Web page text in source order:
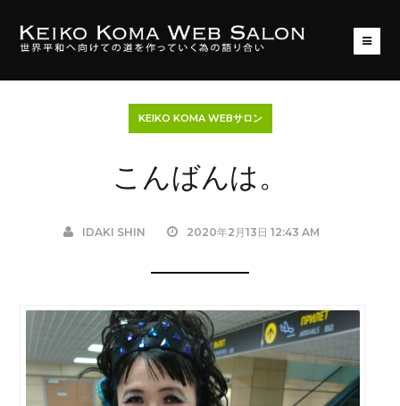
KEIKO KOMA WEBサロン
こんばんは。
IDAKI SHIN 2020年2月13日 12:43 AM